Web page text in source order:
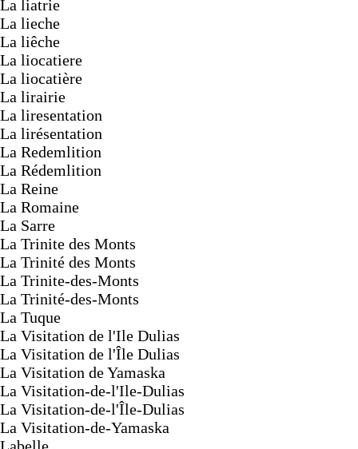
La liatrie
La lieche
La liêche
La liocatiere
La liocatière
La lirairie
La liresentation
La lirésentation
La Redemlition
La Rédemlition
La Reine
La Romaine
La Sarre
La Trinite des Monts
La Trinité des Monts
La Trinite-des-Monts
La Trinité-des-Monts
La Tuque
La Visitation de l'Ile Dulias
La Visitation de l'Île Dulias
La Visitation de Yamaska
La Visitation-de-l'Ile-Dulias
La Visitation-de-l'Île-Dulias
La Visitation-de-Yamaska